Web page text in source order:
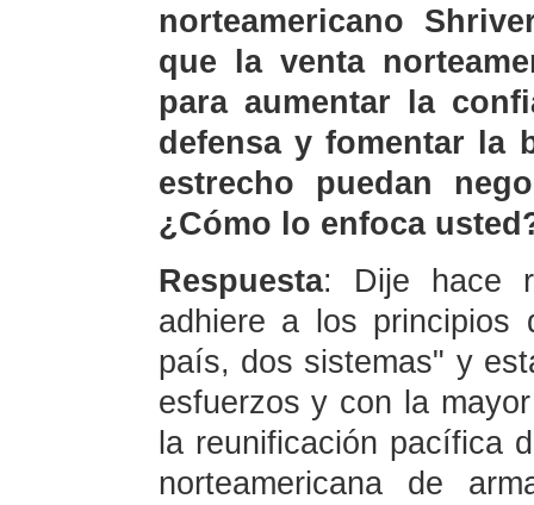
norteamericano
que la venta
para aumentar la
defensa y fomentar la
estrecho puedan
¿Cómo lo enfoca
Respuesta: Dije hace
adhiere a los principios
país, dos sistemas" y
esfuerzos y con la
la reunificación pacífica
norteamericana de